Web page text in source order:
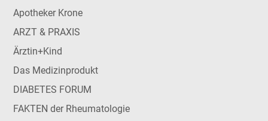
Apotheker Krone
ARZT & PRAXIS
Ärztin+Kind
Das Medizinprodukt
DIABETES FORUM
FAKTEN der Rheumatologie